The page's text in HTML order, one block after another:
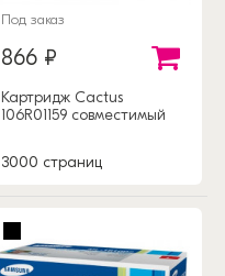
Под заказ
866 ₽
Картридж Cactus
106R01159 совместимый
3000 страниц